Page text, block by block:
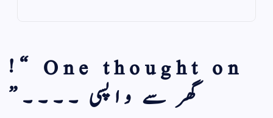
One thought on “
!
گھر سے واپسی ۔۔۔۔”